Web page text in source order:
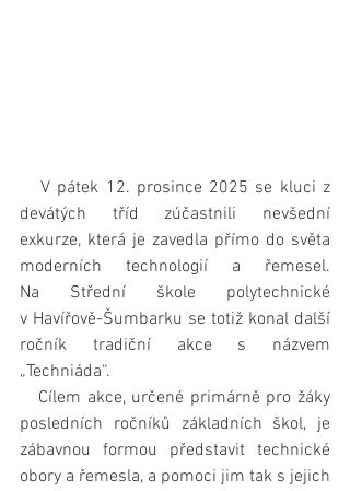
V pátek 12. prosince 2025 se kluci z
devátých tříd zúčastnili nevšední
exkurze, která je zavedla přímo do světa
moderních technologií a řemesel.
Na Střední škole polytechnické
v Havířově-Šumbarku se totiž konal další
ročník tradiční akce s názvem
„Techniáda“.
Cílem akce, určené primárně pro žáky
posledních ročníků základních škol, je
zábavnou formou představit technické
obory a řemesla, a pomoci jim tak s jejich